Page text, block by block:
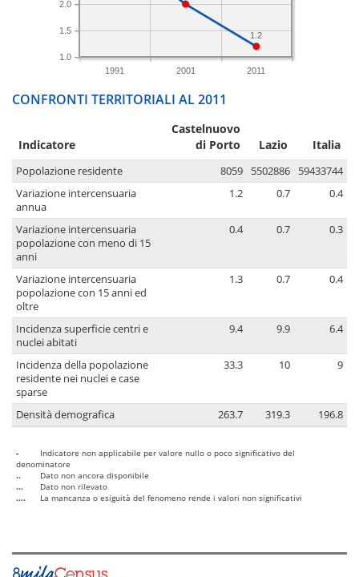
1991 2001 2011
1.0
1.5
2.0
1.2
CONFRONTI TERRITORIALI AL 2011
Indicatore
Castelnuovo
di Porto
Lazio Italia
Popolazione residente 8059 5502886
59433744
Variazione intercensuaria
annua
1.2 0.7 0.4
Variazione intercensuaria
popolazione con meno di 15
anni
0.4 0.7 0.3
Variazione intercensuaria
popolazione con 15 anni ed
oltre
1.3 0.7 0.4
Incidenza superficie centri e
nuclei abitati
9.4 9.9 6.4
Incidenza della popolazione
residente nei nuclei e case
sparse
33.3 10 9
Densità demografica 263.7 319.3 196.8
-
Indicatore non applicabile per valore nullo o poco significativo del
denominatore
..
Dato non ancora disponibile
...
Dato non rilevato
....
La mancanza o esiguità del fenomeno rende i valori non significativi